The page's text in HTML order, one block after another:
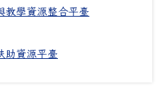
教學資源整合平臺
助資源平臺